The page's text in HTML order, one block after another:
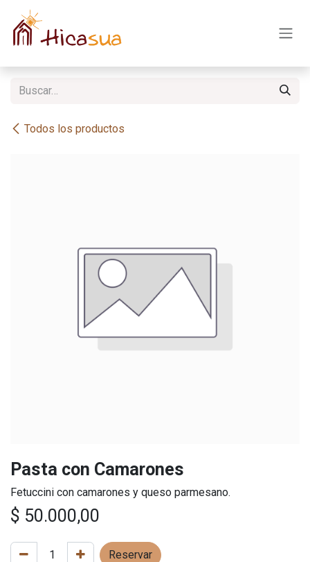
Ir al contenido
Todos los productos
Pasta con Camarones
Fetuccini con camarones y queso parmesano.
$ 50.000,00
Reservar